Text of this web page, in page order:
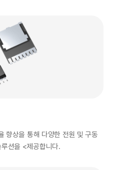
향상을 통해 다양한 전원 및 구동
션을 <제공합니다.